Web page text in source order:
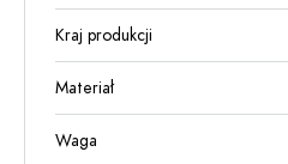
Kraj produkcji
Materiał
Waga